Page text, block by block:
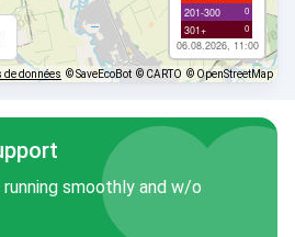
201-300 0
301+ 0
06.08.2026, 11:00
de données © SaveEcoBot © CARTO © OpenStreetMap
smoothly and w/o